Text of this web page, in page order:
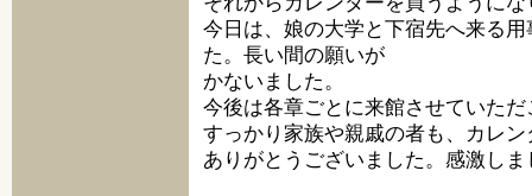
今日は、娘の大学と下宿先へ来る
た。長い間の願いが
かないました。
今後は各章ごとに来館させていた
すっかり家族や親戚の者も、カレ
ありがとうございました。感激しま